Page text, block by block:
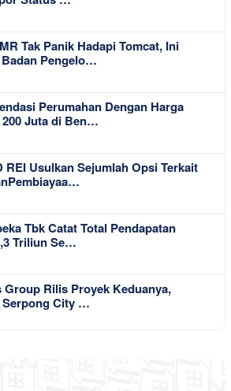
Tak Panik Hadapi Tomcat, Ini
Pengelo…
Perumahan Dengan Harga
200 Juta di Ben…
REI Usulkan Sejumlah Opsi Terkait
Tbk Catat Total Pendapatan
Triliun Se…
Group Rilis Proyek Keduanya,
Serpong City …